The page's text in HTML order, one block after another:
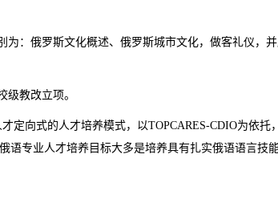
为：俄罗斯文化概述、俄罗斯城市文化，做客礼仪，
级教改立项。
向式的人才培养模式，以TOPCARES-CDIO为依托
专业人才培养目标大多是培养具有扎实俄语语言技